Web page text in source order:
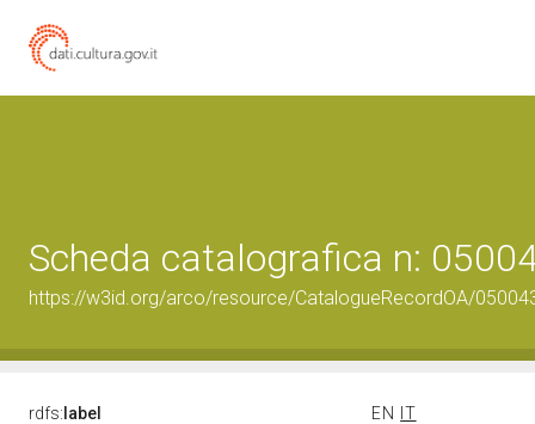
Scheda catalografica n:
https://w3id.org/arco/resource/CatalogueRecordOA/
rdfs: label EN
IT